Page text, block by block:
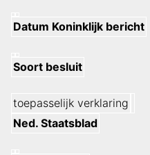
Datum Koninklijk bericht
Soort besluit
toepasselijk verklaring
Ned. Staatsblad